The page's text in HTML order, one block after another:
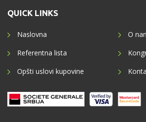
QUICK LINKS
Naslovna
Referentna lista
Opšti uslovi kupovine
O